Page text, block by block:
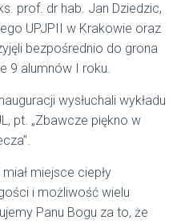
prof. dr hab. Jan Dziedzic,
UPJPII w Krakowie oraz
bezpośrednio do grona
9 alumnów I roku.
wysłuchali wykładu
pt. „Zbawcze piękno w
miejsce ciepły
i możliwość wielu
Panu Bogu za to, że